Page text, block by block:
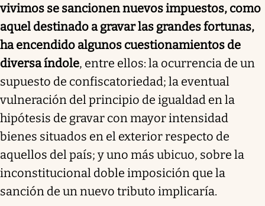
vivimos se sancionen nuevos impuestos, como
aquel destinado a gravar las grandes fortunas,
ha encendido algunos cuestionamientos de
diversa índole, entre ellos: la ocurrencia de un
supuesto de confiscatoriedad; la eventual
vulneración del principio de igualdad en la
hipótesis de gravar con mayor intensidad
bienes situados en el exterior respecto de
aquellos del país; y uno más ubicuo, sobre la
inconstitucional doble imposición que la
sanción de un nuevo tributo implicaría.